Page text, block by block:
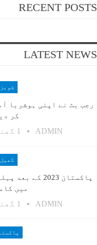
RECENT POSTS
LATEST NEWS
شوبز
رجب بٹ نے اپنی ہوشربا
کر
ADMIN 1 گھنٹہ ago
کھیل
پاکستان 2023
میں
ADMIN 1 گھنٹہ ago